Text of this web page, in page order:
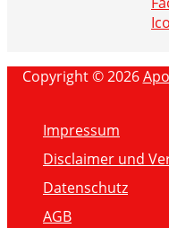
Copyright © 2026
Impressum
Disclaimer und
Datenschutz
AGB